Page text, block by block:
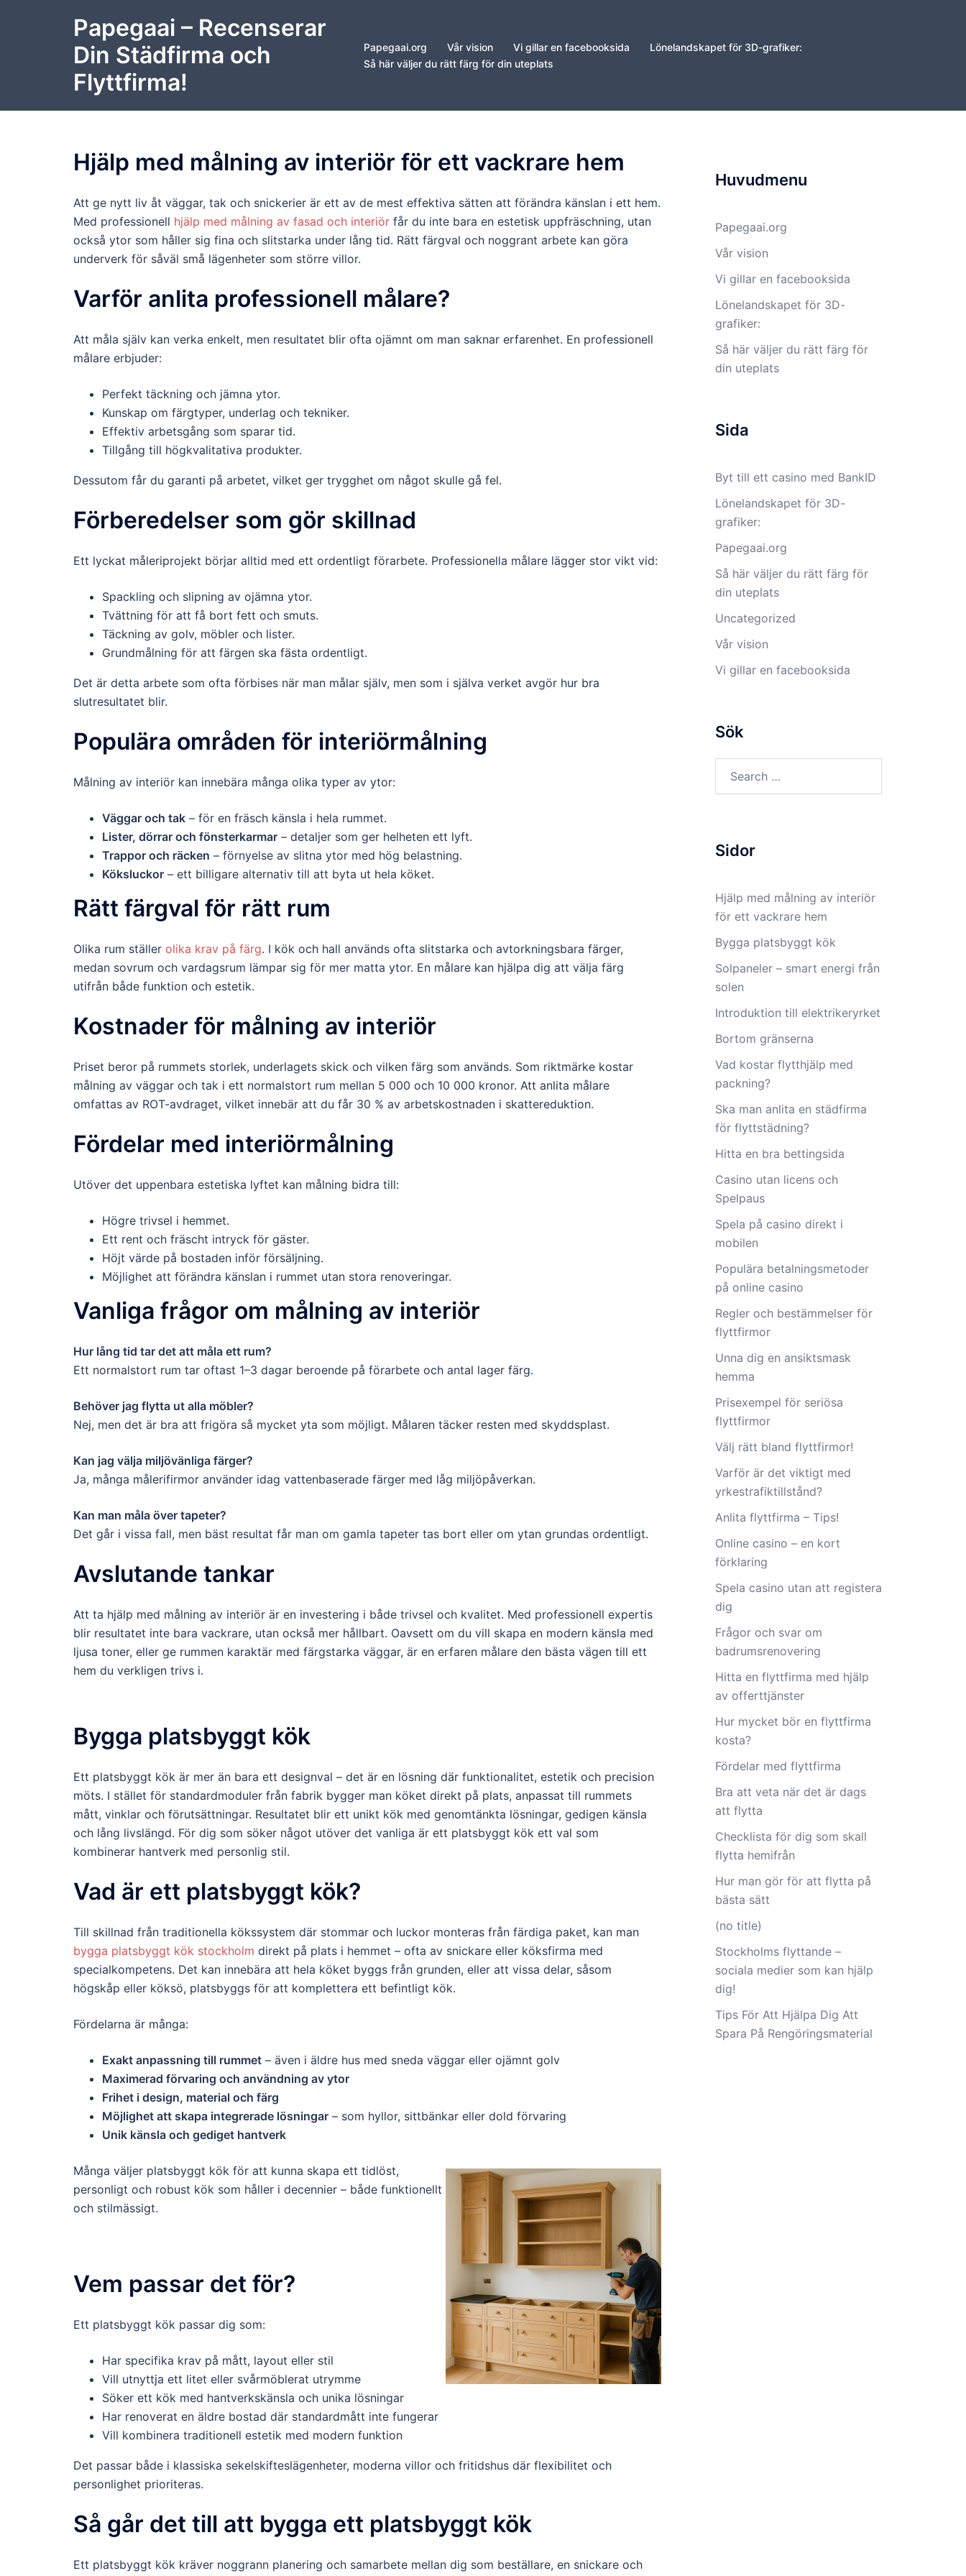
Papegaai – Recenserar
Din Städfirma och
Flyttfirma!
Papegaai.org Vår vision Vi gillar en facebooksida
Lönelandskapet för 3D-grafiker:
Så här väljer du rätt färg för din uteplats
Hjälp med målning av interiör för ett vackrare hem
Att ge nytt liv åt väggar, tak och snickerier är ett av de mest effektiva sätten att förändra känslan i ett hem.
Med professionell hjälp med målning av fasad och interiör får du inte bara en estetisk uppfräschning, utan
också ytor som håller sig fina och slitstarka under lång tid. Rätt färgval och noggrant arbete kan göra
underverk för såväl små lägenheter som större villor.
Varför anlita professionell målare?
Att måla själv kan verka enkelt, men resultatet blir ofta ojämnt om man saknar erfarenhet. En professionell
målare erbjuder:
Perfekt täckning och jämna ytor.
Kunskap om färgtyper, underlag och tekniker.
Effektiv arbetsgång som sparar tid.
Tillgång till högkvalitativa produkter.
Dessutom får du garanti på arbetet, vilket ger trygghet om något skulle gå fel.
Förberedelser som gör skillnad
Ett lyckat måleriprojekt börjar alltid med ett ordentligt förarbete. Professionella målare lägger stor vikt vid:
Spackling och slipning av ojämna ytor.
Tvättning för att få bort fett och smuts.
Täckning av golv, möbler och lister.
Grundmålning för att färgen ska fästa ordentligt.
Det är detta arbete som ofta förbises när man målar själv, men som i själva verket avgör hur bra
slutresultatet blir.
Populära områden för interiörmålning
Målning av interiör kan innebära många olika typer av ytor:
Väggar och tak – för en fräsch känsla i hela rummet.
Lister, dörrar och fönsterkarmar – detaljer som ger helheten ett lyft.
Trappor och räcken – förnyelse av slitna ytor med hög belastning.
Köksluckor – ett billigare alternativ till att byta ut hela köket.
Rätt färgval för rätt rum
Olika rum ställer olika krav på färg. I kök och hall används ofta slitstarka och avtorkningsbara färger,
medan sovrum och vardagsrum lämpar sig för mer matta ytor. En målare kan hjälpa dig att välja färg
utifrån både funktion och estetik.
Kostnader för målning av interiör
Priset beror på rummets storlek, underlagets skick och vilken färg som används. Som riktmärke kostar
målning av väggar och tak i ett normalstort rum mellan 5 000 och 10 000 kronor. Att anlita målare
omfattas av ROT-avdraget, vilket innebär att du får 30 % av arbetskostnaden i skattereduktion.
Fördelar med interiörmålning
Utöver det uppenbara estetiska lyftet kan målning bidra till:
Högre trivsel i hemmet.
Ett rent och fräscht intryck för gäster.
Höjt värde på bostaden inför försäljning.
Möjlighet att förändra känslan i rummet utan stora renoveringar.
Vanliga frågor om målning av interiör
Hur lång tid tar det att måla ett rum?
Ett normalstort rum tar oftast 1–3 dagar beroende på förarbete och antal lager färg.
Behöver jag flytta ut alla möbler?
Nej, men det är bra att frigöra så mycket yta som möjligt. Målaren täcker resten med skyddsplast.
Kan jag välja miljövänliga färger?
Ja, många målerifirmor använder idag vattenbaserade färger med låg miljöpåverkan.
Kan man måla över tapeter?
Det går i vissa fall, men bäst resultat får man om gamla tapeter tas bort eller om ytan grundas ordentligt.
Avslutande tankar
Att ta hjälp med målning av interiör är en investering i både trivsel och kvalitet. Med professionell expertis
blir resultatet inte bara vackrare, utan också mer hållbart. Oavsett om du vill skapa en modern känsla med
ljusa toner, eller ge rummen karaktär med färgstarka väggar, är en erfaren målare den bästa vägen till ett
hem du verkligen trivs i.
Bygga platsbyggt kök
Ett platsbyggt kök är mer än bara ett designval – det är en lösning där funktionalitet, estetik och precision
möts. I stället för standardmoduler från fabrik bygger man köket direkt på plats, anpassat till rummets
mått, vinklar och förutsättningar. Resultatet blir ett unikt kök med genomtänkta lösningar, gedigen känsla
och lång livslängd. För dig som söker något utöver det vanliga är ett platsbyggt kök ett val som
kombinerar hantverk med personlig stil.
Vad är ett platsbyggt kök?
Till skillnad från traditionella kökssystem där stommar och luckor monteras från färdiga paket, kan man
bygga platsbyggt kök stockholm direkt på plats i hemmet – ofta av snickare eller köksfirma med
specialkompetens. Det kan innebära att hela köket byggs från grunden, eller att vissa delar, såsom
högskåp eller köksö, platsbyggs för att komplettera ett befintligt kök.
Fördelarna är många:
Exakt anpassning till rummet – även i äldre hus med sneda väggar eller ojämnt golv
Maximerad förvaring och användning av ytor
Frihet i design, material och färg
Möjlighet att skapa integrerade lösningar – som hyllor, sittbänkar eller dold förvaring
Unik känsla och gediget hantverk
Många väljer platsbyggt kök för att kunna skapa ett tidlöst,
personligt och robust kök som håller i decennier – både funktionellt
och stilmässigt.
Vem passar det för?
Ett platsbyggt kök passar dig som:
Har specifika krav på mått, layout eller stil
Vill utnyttja ett litet eller svårmöblerat utrymme
Söker ett kök med hantverkskänsla och unika lösningar
Har renoverat en äldre bostad där standardmått inte fungerar
Vill kombinera traditionell estetik med modern funktion
Det passar både i klassiska sekelskifteslägenheter, moderna villor och fritidshus där flexibilitet och
personlighet prioriteras.
Så går det till att bygga ett platsbyggt kök
Ett platsbyggt kök kräver noggrann planering och samarbete mellan dig som beställare, en snickare och
Huvudmenu
Papegaai.org
Vår vision
Vi gillar en facebooksida
Lönelandskapet för 3D-
grafiker:
Så här väljer du rätt färg för
din uteplats
Sida
Byt till ett casino med BankID
Lönelandskapet för 3D-
grafiker:
Papegaai.org
Så här väljer du rätt färg för
din uteplats
Uncategorized
Vår vision
Vi gillar en facebooksida
Sök
Sidor
Hjälp med målning av interiör
för ett vackrare hem
Bygga platsbyggt kök
Solpaneler – smart energi från
solen
Introduktion till elektrikeryrket
Bortom gränserna
Vad kostar flytthjälp med
packning?
Ska man anlita en städfirma
för flyttstädning?
Hitta en bra bettingsida
Casino utan licens och
Spelpaus
Spela på casino direkt i
mobilen
Populära betalningsmetoder
på online casino
Regler och bestämmelser för
flyttfirmor
Unna dig en ansiktsmask
hemma
Prisexempel för seriösa
flyttfirmor
Välj rätt bland flyttfirmor!
Varför är det viktigt med
yrkestrafiktillstånd?
Anlita flyttfirma – Tips!
Online casino – en kort
förklaring
Spela casino utan att registera
dig
Frågor och svar om
badrumsrenovering
Hitta en flyttfirma med hjälp
av offerttjänster
Hur mycket bör en flyttfirma
kosta?
Fördelar med flyttfirma
Bra att veta när det är dags
att flytta
Checklista för dig som skall
flytta hemifrån
Hur man gör för att flytta på
bästa sätt
(no title)
Stockholms flyttande –
sociala medier som kan hjälp
dig!
Tips För Att Hjälpa Dig Att
Spara På Rengöringsmaterial